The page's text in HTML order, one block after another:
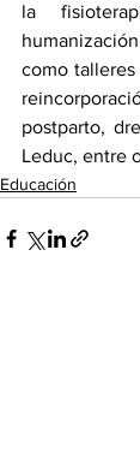
la
como
postparto,
Leduc, entre
Educación